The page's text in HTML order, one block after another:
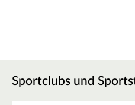
Sportclubs und